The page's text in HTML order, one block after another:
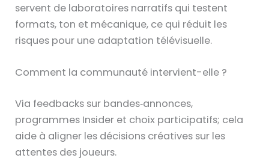
servent de laboratoires narratifs qui testent
formats, ton et mécanique, ce qui réduit les
risques pour une adaptation télévisuelle.
Comment la communauté intervient-elle ?
Via feedbacks sur bandes‑annonces,
programmes Insider et choix participatifs; cela
aide à aligner les décisions créatives sur les
attentes des joueurs.